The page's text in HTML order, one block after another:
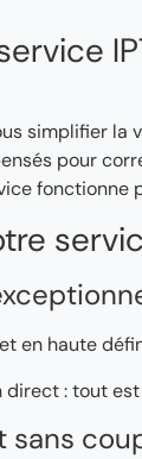
simplifier la
pour
fonctionne
en haute
direct : tout
sans